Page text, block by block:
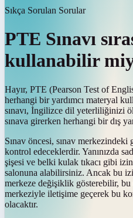
Sıkça Sorulan Sorular
PTE Sınavı
kullanabilir
Hayır, PTE (Pearson Test of
herhangi bir yardımcı materyal
sınavı, İngilizce dil yeterliliğinizi
sınava girerken herhangi bir dış
Sınav öncesi, sınav merkezindeki
kontrol edeceklerdir. Yanınızda
şişesi ve belki kulak tıkacı gibi
salonuna alabilirsiniz. Ancak bu
merkeze değişiklik gösterebilir, bu
merkeziyle iletişime geçerek bu
olacaktır.